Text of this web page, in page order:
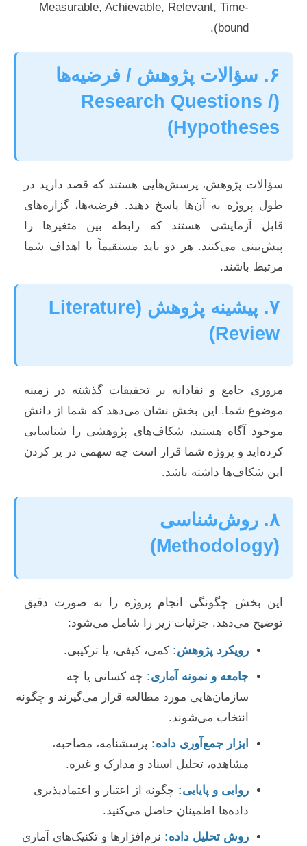
Measurable, Achievable, Relevant, Time-
bound).
۶. سؤالات پژوهش / فرضیه‌ها
(Research Questions /
Hypotheses)
سؤالات پژوهش، پرسش‌هایی هستند که قصد دارید در
طول پروژه به آن‌ها پاسخ دهید. فرضیه‌ها، گزاره‌های
قابل آزمایشی هستند که رابطه بین متغیرها را
پیش‌بینی می‌کنند. هر دو باید مستقیماً با اهداف شما
مرتبط باشند.
۷. پیشینه پژوهش (Literature
Review)
مروری جامع و نقادانه بر تحقیقات گذشته در زمینه
موضوع شما. این بخش نشان می‌دهد که شما از دانش
موجود آگاه هستید، شکاف‌های پژوهشی را شناسایی
کرده‌اید و پروژه شما قرار است چه سهمی در پر کردن
این شکاف‌ها داشته باشد.
۸. روش‌شناسی
(Methodology)
این بخش چگونگی انجام پروژه را به صورت دقیق
توضیح می‌دهد. جزئیات زیر را شامل می‌شود:
رویکرد پژوهش: کمی، کیفی، یا ترکیبی.
جامعه و نمونه آماری: چه کسانی یا چه
سازمان‌هایی مورد مطالعه قرار می‌گیرند و چگونه
انتخاب می‌شوند.
ابزار جمع‌آوری داده: پرسشنامه، مصاحبه،
مشاهده، تحلیل اسناد و مدارک و غیره.
روایی و پایایی: چگونه از اعتبار و اعتمادپذیری
داده‌ها اطمینان حاصل می‌کنید.
روش تحلیل داده: نرم‌افزارها و تکنیک‌های آماری